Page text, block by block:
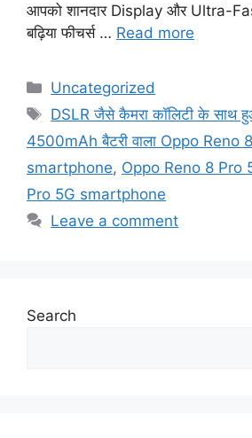
आपको शानदार Display और Ultra-
बढ़िया फीचर्स … Read more
Categories
Uncategorized
Tags
DSLR जैसे कैमरा कॉलिटी के साथ
4500mAh बैटरी वाला Oppo Reno
smartphone, Oppo Reno 8 Pro
Pro 5G smartphone
Leave a comment
Search